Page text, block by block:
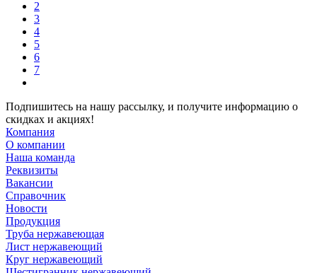
2
3
4
5
6
7
Подпишитесь на нашу рассылку, и получите информацию о
скидках и акциях!
Компания
О компании
Наша команда
Реквизиты
Вакансии
Справочник
Новости
Продукция
Труба нержавеющая
Лист нержавеющий
Круг нержавеющий